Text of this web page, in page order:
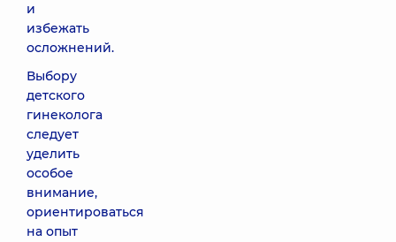
и
избежать
осложнений.
Выбору
детского
гинеколога
следует
уделить
особое
внимание,
ориентироваться
на опыт